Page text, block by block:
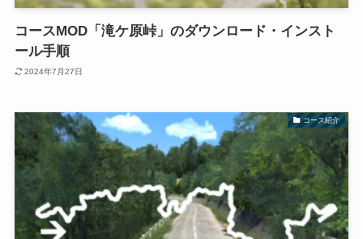
コースMOD「滝ケ原峠」のダウンロード・インスト
ール手順
2024年7月27日
コース紹介